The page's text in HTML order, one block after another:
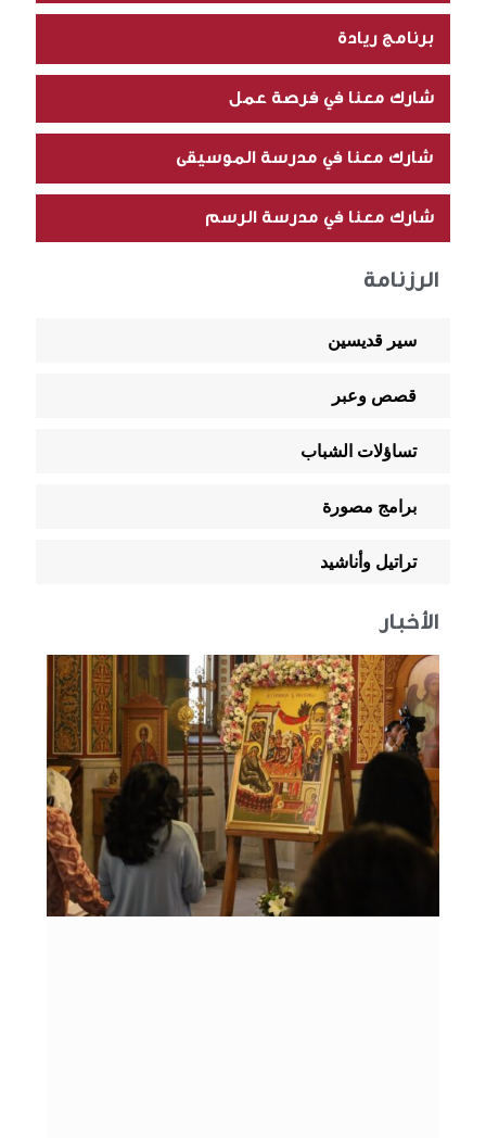
برنامج ريادة
شارك معنا في فرصة عمل
شارك معنا في مدرسة الموسيقى
شارك معنا في مدرسة الرسم
الرزنامة
سير قديسين
قصص وعبر
تساؤلات الشباب
برامج مصورة
تراتيل وأناشيد
الأخبار